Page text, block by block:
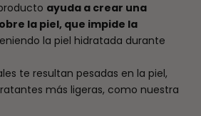
ayuda a crear una
la piel, que impide la
la piel hidratada durante
te resultan pesadas en la piel,
más ligeras, como nuestra